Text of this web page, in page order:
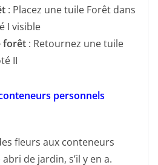
: Placez une tuile Forêt dans
I visible
forêt : Retournez une tuile
II
personnels
fleurs aux conteneurs
de jardin, s’il y en a.